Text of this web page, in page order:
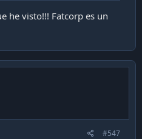
he visto!!! Fatcorp es un
#547